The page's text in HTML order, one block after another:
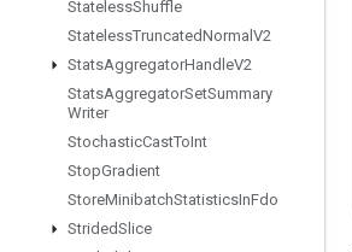
StatelessShuffle
StatelessTruncatedNormal V2
StatsAggregatorHandleV2
StatsAggregatorSetSummary
Writer
StochasticCastToInt
StopGradient
StoreMinibatchStatisticsInFdo
StridedSlice